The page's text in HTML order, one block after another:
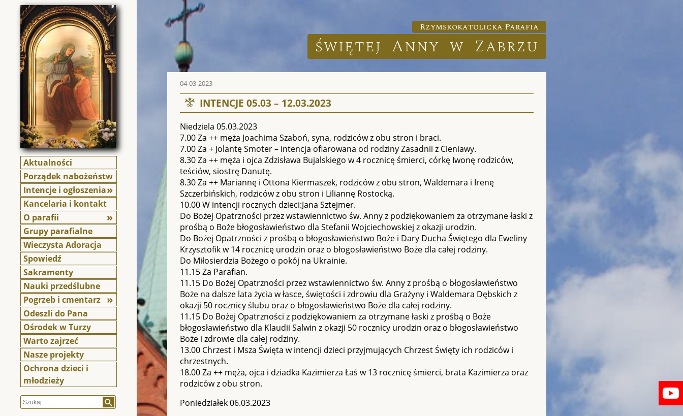
Aktualności
Porządek nabożeństw
Intencje i ogłoszenia
Kancelaria i kontakt
O parafii
Grupy parafialne
Wieczysta Adoracja
Spowiedź
Sakramenty
Nauki przedślubne
Pogrzeb i cmentarz
Odeszli do Pana
Ośrodek w Turzy
Warto zajrzeć
Nasze projekty
Ochrona dzieci i
młodzieży
Szukaj
Rzymskokatolicka Parafia
świętej Anny w Zabrzu
04-03-2023
INTENCJE 05.03 – 12.03.2023
Niedziela 05.03.2023
7.00 Za ++ męża Joachima Szaboń, syna, rodziców z obu stron i braci.
7.00 Za + Jolantę Smoter – intencja ofiarowana od rodziny Zasadnii z Cieniawy.
8.30 Za ++ męża i ojca Zdzisława Bujalskiego w 4 rocznicę śmierci, córkę Iwonę rodziców,
teściów, siostrę Danutę.
8.30 Za ++ Mariannę i Ottona Kiermaszek, rodziców z obu stron, Waldemara i Irenę
Szczerbińskich, rodziców z obu stron i Liliannę Rostocką.
10.00 W intencji rocznych dzieci:Jana Sztejmer.
Do Bożej Opatrzności przez wstawiennictwo św. Anny z podziękowaniem za otrzymane łaski z
prośbą o Boże błogosławieństwo dla Stefanii Wojciechowskiej z okazji urodzin.
Do Bożej Opatrzności z prośbą o błogosławieństwo Boże i Dary Ducha Świętego dla Eweliny
Krzysztofik w 14 rocznicę urodzin oraz o błogosławieństwo Boże dla całej rodziny.
Do Miłosierdzia Bożego o pokój na Ukrainie.
11.15 Za Parafian.
11.15 Do Bożej Opatrzności przez wstawiennictwo św. Anny z prośbą o błogosławieństwo
Boże na dalsze lata życia w łasce, świętości i zdrowiu dla Grażyny i Waldemara Dębskich z
okazji 50 rocznicy ślubu oraz o błogosławieństwo Boże dla całej rodziny.
11.15 Do Bożej Opatrzności z podziękowaniem za otrzymane łaski z prośbą o Boże
błogosławieństwo dla Klaudii Salwin z okazji 50 rocznicy urodzin oraz o błogosławieństwo
Boże i zdrowie dla całej rodziny.
13.00 Chrzest i Msza Święta w intencji dzieci przyjmujących Chrzest Święty ich rodziców i
chrzestnych.
18.00 Za ++ męża, ojca i dziadka Kazimierza Łaś w 13 rocznicę śmierci, brata Kazimierza oraz
rodziców z obu stron.
Poniedziałek 06.03.2023